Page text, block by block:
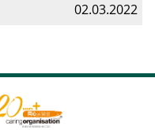
02.03.2022